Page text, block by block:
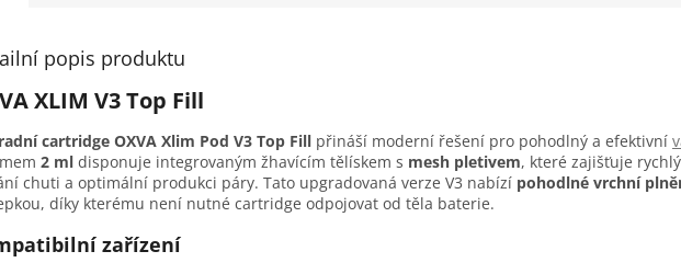
popis produktu
XLIM V3 Top Fill
cartridge OXVA Xlim Pod V3 Top Fill přináší moderní řešení pro pohodlný a efektivní
2 ml disponuje integrovaným žhavícím tělískem s mesh pletivem, které zajišťuje
chuti a optimální produkci páry. Tato upgradovaná verze V3 nabízí pohodlné vrchní
díky kterému není nutné cartridge odpojovat od těla baterie.
zařízení